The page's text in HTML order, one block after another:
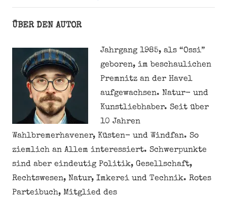
ÜBER DEN AUTOR
Jahrgang 1985, als “Ossi”
geboren, im beschaulichen
Premnitz an der Havel
aufgewachsen. Natur- und
Kunstliebhaber. Seit über
10 Jahren
Wahlbremerhavener, Küsten- und Windfan. So
ziemlich an Allem interessiert. Schwerpunkte
sind aber eindeutig Politik, Gesellschaft,
Rechtswesen, Natur, Imkerei und Technik. Rotes
Parteibuch, Mitglied des